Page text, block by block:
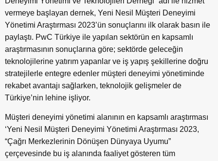
vermeye başlayan dernek, Yeni Nesil Müşteri Deneyimi
Yönetimi Araştırması 2023’ün sonuçlarını ilk olarak basın ile
paylaştı. PwC Türkiye ile yapılan sektörün en kapsamlı
araştırmasının sonuçlarına göre; sektörde geleceğin
teknolojilerine yatırım yapanlar ve iş yapış şekillerine doğru
stratejilerle entegre edenler müşteri deneyimi yönetiminde
rekabet avantajı sağlarken, teknolojik gelişmeler de
Türkiye’nin lehine işliyor.
Müşteri deneyimi yönetimi alanının en kapsamlı araştırması
‘Yeni Nesil Müşteri Deneyimi Yönetimi Araştırması 2023,
“Çağrı Merkezlerinin Dönüşen Dünyaya Uyumu”
çerçevesinde bu iş alanında faaliyet gösteren tüm